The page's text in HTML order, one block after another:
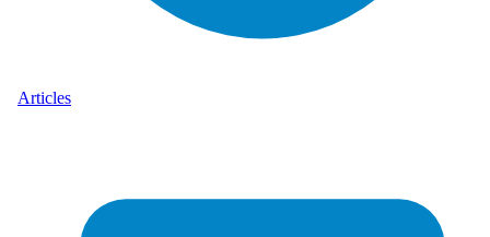
Articles